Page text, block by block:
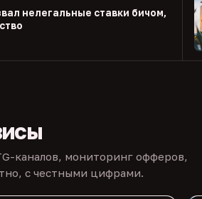
нелегальные ставки бичом,
каналов, мониторинг офферов,
с честными цифрами.